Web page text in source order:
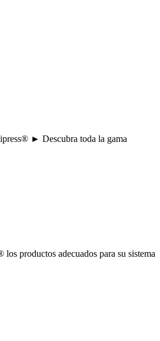
► Descubra toda la gama
productos adecuados para su sistema